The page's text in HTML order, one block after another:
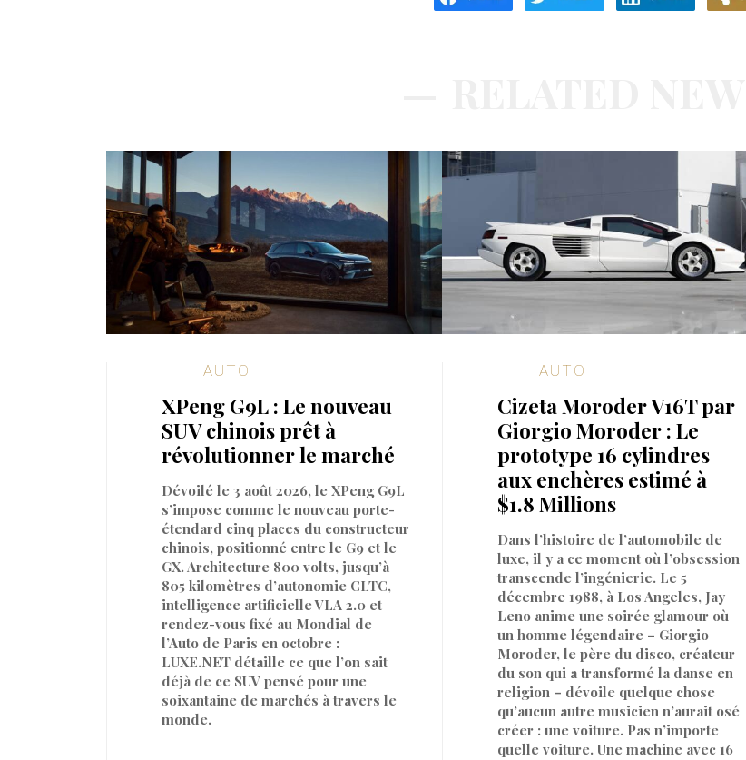
AUTO
XPeng G9L : Le nouveau
SUV chinois prêt à
révolutionner le marché
Dévoilé le 3 août 2026, le XPeng G9L
s’impose comme le nouveau porte-
étendard cinq places du constructeur
chinois, positionné entre le G9 et le
GX. Architecture 800 volts, jusqu’à
805 kilomètres d’autonomie CLTC,
intelligence artificielle VLA 2.0 et
rendez-vous fixé au Mondial de
l’Auto de Paris en octobre :
LUXE.NET détaille ce que l’on sait
déjà de ce SUV pensé pour une
soixantaine de marchés à travers le
monde.
AUTO
Cizeta Moroder V16T par
Giorgio Moroder : Le
prototype 16 cylindres
aux enchères estimé à
$1.8 Millions
Dans l’histoire de l’automobile de
luxe, il y a ce moment où l’obsession
transcende l’ingénierie. Le 5
décembre 1988, à Los Angeles, Jay
Leno anime une soirée glamour où
un homme légendaire – Giorgio
Moroder, le père du disco, créateur
du son qui a transformé la danse en
religion – dévoile quelque chose
qu’aucun autre musicien n’aurait osé
créer : une voiture. Pas n’importe
quelle voiture. Une machine avec 16